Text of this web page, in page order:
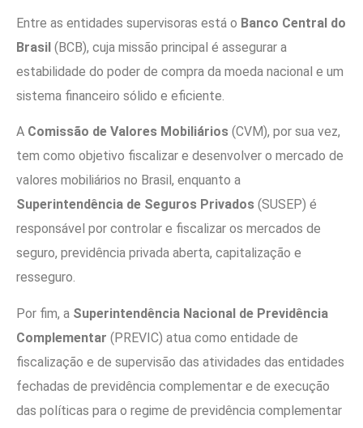
Entre as entidades supervisoras está o Banco Central do
Brasil (BCB), cuja missão principal é assegurar a
estabilidade do poder de compra da moeda nacional e um
sistema financeiro sólido e eficiente.
A Comissão de Valores Mobiliários (CVM), por sua vez,
tem como objetivo fiscalizar e desenvolver o mercado de
valores mobiliários no Brasil, enquanto a
Superintendência de Seguros Privados (SUSEP) é
responsável por controlar e fiscalizar os mercados de
seguro, previdência privada aberta, capitalização e
resseguro.
Por fim, a Superintendência Nacional de Previdência
Complementar (PREVIC) atua como entidade de
fiscalização e de supervisão das atividades das entidades
fechadas de previdência complementar e de execução
das políticas para o regime de previdência complementar